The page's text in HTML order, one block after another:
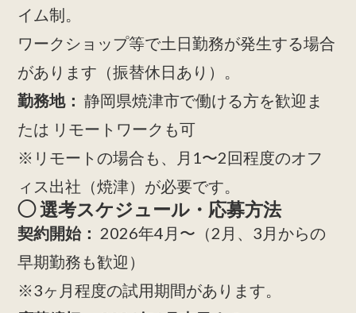
イム制。
ワークショップ等で土日勤務が発生する場合
があります（振替休日あり）。
勤務地： 静岡県焼津市で働ける方を歓迎ま
たは リモートワークも可
※リモートの場合も、月1〜2回程度のオフ
ィス出社（焼津）が必要です。
◯ 選考スケジュール・応募方法
契約開始： 2026年4月〜（2月、3月からの
早期勤務も歓迎）
※3ヶ月程度の試用期間があります。